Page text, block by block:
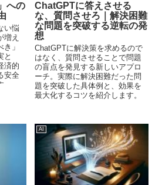
への
い悩
増え
」
と
済的
安全
ChatGPTに答えさせる
な、質問させろ｜解決困難
な問題を突破する逆転の発
想
ChatGPTに解決策を求めるので
はなく、質問させることで問題
の盲点を発見する新しいアプロ
ーチ。実際に解決困難だった問
題を突破した具体例と、効果を
最大化するコツを紹介します。
AI